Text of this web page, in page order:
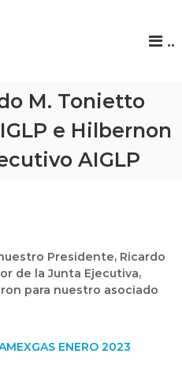
..
M. Tonietto
e Hilbernon
AIGLP
Presidente, Ricardo
de la Junta Ejecutiva,
para nuestro asociado
ENERO 2023